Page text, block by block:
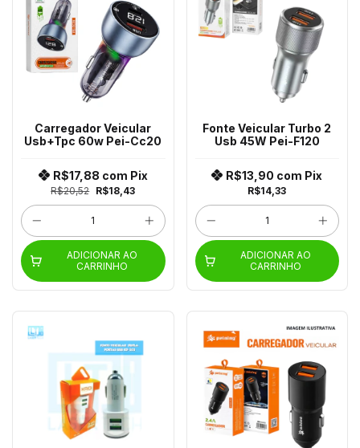
Carregador Veicular
Usb+Tpc 60w Pei-Cc20
R$20,52 R$18,43
R$17,88 com Pix
ADICIONAR AO
CARRINHO
Fonte Veicular Turbo 2
Usb 45W Pei-F120
R$14,33
R$13,90 com Pix
ADICIONAR AO
CARRINHO